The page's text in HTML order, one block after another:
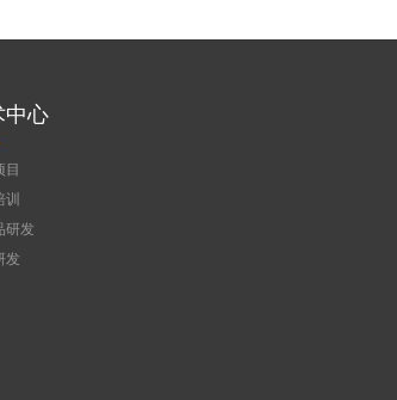
中心
目
研发
发